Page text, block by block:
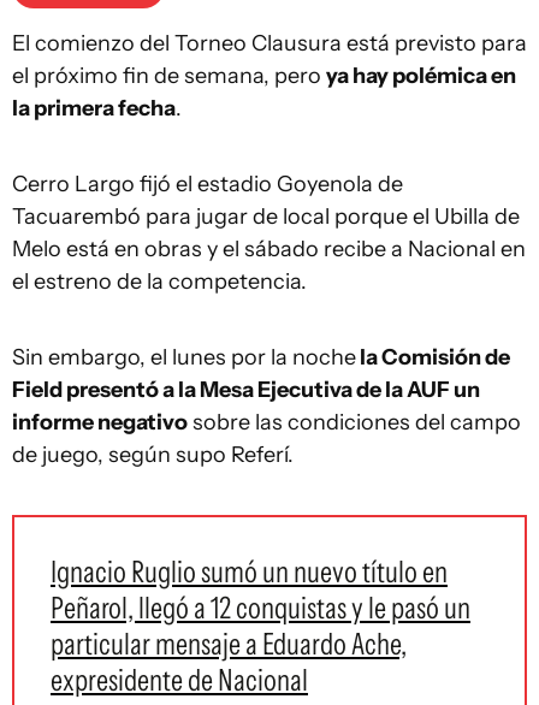
El comienzo del Torneo Clausura está previsto para
el próximo fin de semana, pero ya hay polémica en
la primera fecha.
Cerro Largo fijó el estadio Goyenola de
Tacuarembó para jugar de local porque el Ubilla de
Melo está en obras y el sábado recibe a Nacional en
el estreno de la competencia.
Sin embargo, el lunes por la nochela Comisión de
Field presentó a la Mesa Ejecutiva de la AUF un
informe negativosobre las condiciones del campo
de juego, según supo Referí.
Ignacio Ruglio sumó un nuevo título en
Peñarol, llegó a 12 conquistas y le pasó un
particular mensaje a Eduardo Ache,
expresidente de Nacional